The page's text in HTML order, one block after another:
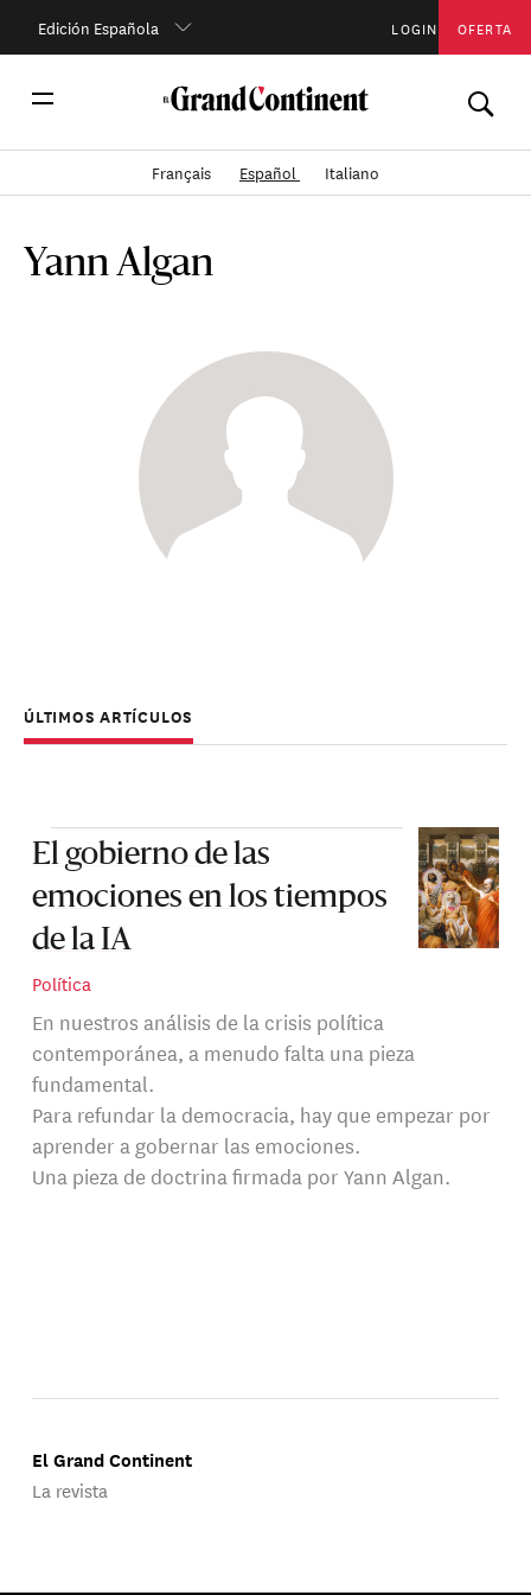
Edición Española LOGIN OFERTA
Français Español Italiano
Yann Algan
ÚLTIMOS ARTÍCULOS
El gobierno de las
emociones en los tiempos
de la IA
Política
En nuestros análisis de la crisis política
contemporánea, a menudo falta una pieza
fundamental.
Para refundar la democracia, hay que empezar por
aprender a gobernar las emociones.
Una pieza de doctrina firmada por Yann Algan.
El Grand Continent
La revista